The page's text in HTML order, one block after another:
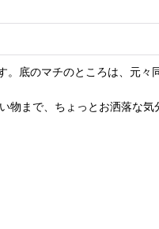
底のマチのところは、元々
まで、ちょっとお洒落な